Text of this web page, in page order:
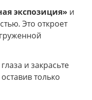
экспозиция» и
Это откроет
и закрасьте
только